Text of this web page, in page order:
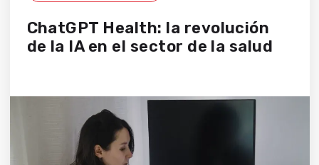
ChatGPT Health: la revolución
de la IA en el sector de la salud